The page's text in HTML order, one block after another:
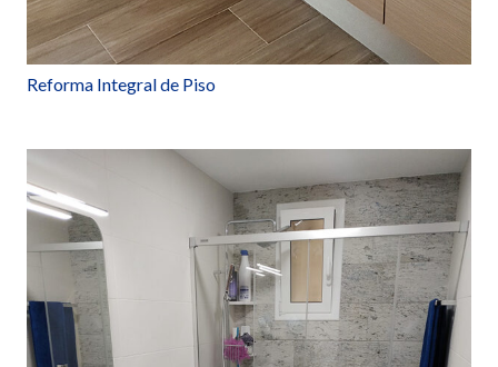
Reforma Integral de Piso